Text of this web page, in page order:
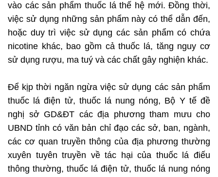
vào các sản phẩm thuốc lá thế hệ mới. Đồng thời,
việc sử dụng những sản phẩm này có thể dẫn đến,
hoặc duy trì việc sử dụng các sản phẩm có chứa
nicotine khác, bao gồm cả thuốc lá, tăng nguy cơ
sử dụng rượu, ma tuý và các chất gây nghiện khác.
Để kịp thời ngăn ngừa việc sử dụng các sản phẩm
thuốc lá điện tử, thuốc lá nung nóng, Bộ Y tế đề
nghị sở GD&ĐT các địa phương tham mưu cho
UBND tỉnh có văn bản chỉ đạo các sở, ban, ngành,
các cơ quan truyền thông của địa phương thường
xuyên tuyên truyền về tác hại của thuốc lá điếu
thông thường, thuốc lá điện tử, thuốc lá nung nóng